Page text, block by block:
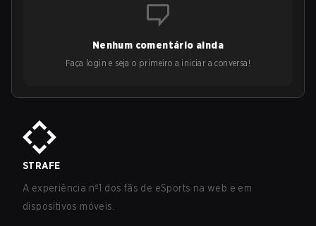
Nenhum comentário ainda
Faça login e seja o primeiro a iniciar a conversa!
STRAFE
A experiência nº1 dos fãs de eSports na web e em
dispositivos móveis.